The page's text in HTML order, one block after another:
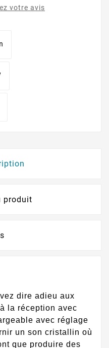
votre avis
produit
dire adieu aux
la réception avec
avec réglage
un son cristallin où
que produire des